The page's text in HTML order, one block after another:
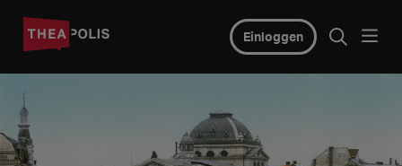
Einloggen